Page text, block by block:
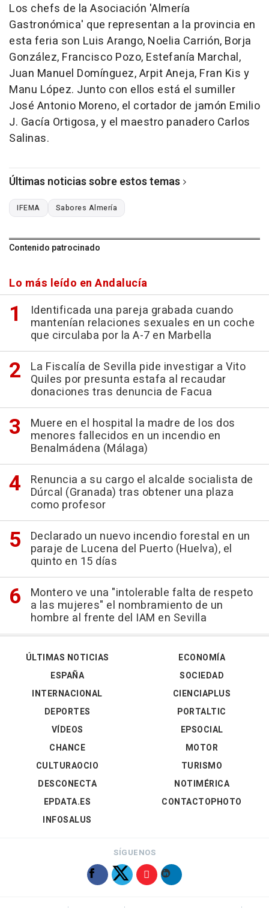
Los chefs de la Asociación 'Almería
Gastronómica' que representan a la provincia en
esta feria son Luis Arango, Noelia Carrión, Borja
González, Francisco Pozo, Estefanía Marchal,
Juan Manuel Domínguez, Arpit Aneja, Fran Kis y
Manu López. Junto con ellos está el sumiller
José Antonio Moreno, el cortador de jamón Emilio
J. Gacía Ortigosa, y el maestro panadero Carlos
Salinas.
Últimas noticias sobre estos temas
IFEMA Sabores Almería
Contenido patrocinado
Lo más leído en Andalucía
Identificada una pareja grabada cuando
mantenían relaciones sexuales en un coche
que circulaba por la A-7 en Marbella
La Fiscalía de Sevilla pide investigar a Vito
Quiles por presunta estafa al recaudar
donaciones tras denuncia de Facua
Muere en el hospital la madre de los dos
menores fallecidos en un incendio en
Benalmádena (Málaga)
Renuncia a su cargo el alcalde socialista de
Dúrcal (Granada) tras obtener una plaza
como profesor
Declarado un nuevo incendio forestal en un
paraje de Lucena del Puerto (Huelva), el
quinto en 15 días
Montero ve una "intolerable falta de respeto
a las mujeres" el nombramiento de un
hombre al frente del IAM en Sevilla
ÚLTIMAS NOTICIAS
ESPAÑA
INTERNACIONAL
DEPORTES
VÍDEOS
ECONOMÍA
SOCIEDAD
CIENCIAPLUS
PORTALTIC
EPSOCIAL
CHANCE
CULTURAOCIO
DESCONECTA
EPDATA.ES
INFOSALUS
MOTOR
TURISMO
NOTIMÉRICA
CONTACTOPHOTO
SÍGUENOS